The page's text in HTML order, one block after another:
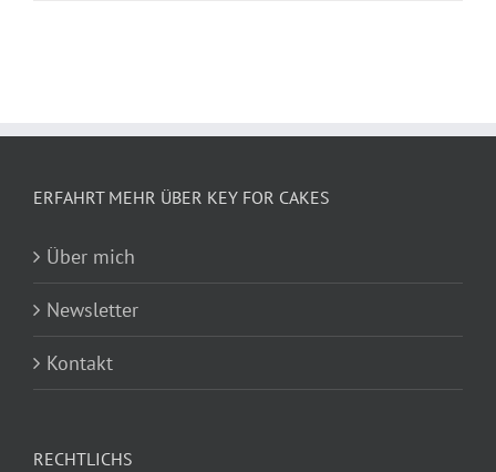
ERFAHRT MEHR ÜBER KEY FOR CAKES
Über mich
Newsletter
Kontakt
RECHTLICHS